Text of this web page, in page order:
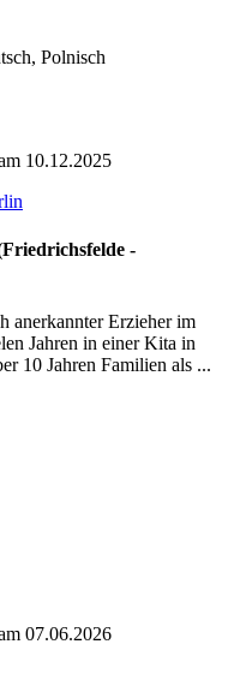
Polnisch
10.12.2025
-
anerkannter Erzieher im
Jahren in einer Kita in
10 Jahren Familien als ...
07.06.2026